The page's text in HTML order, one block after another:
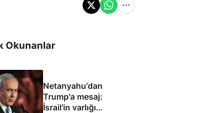
Okunanlar
Netanyahu'dan
Trump'a mesaj:
İsrail'in varlığı